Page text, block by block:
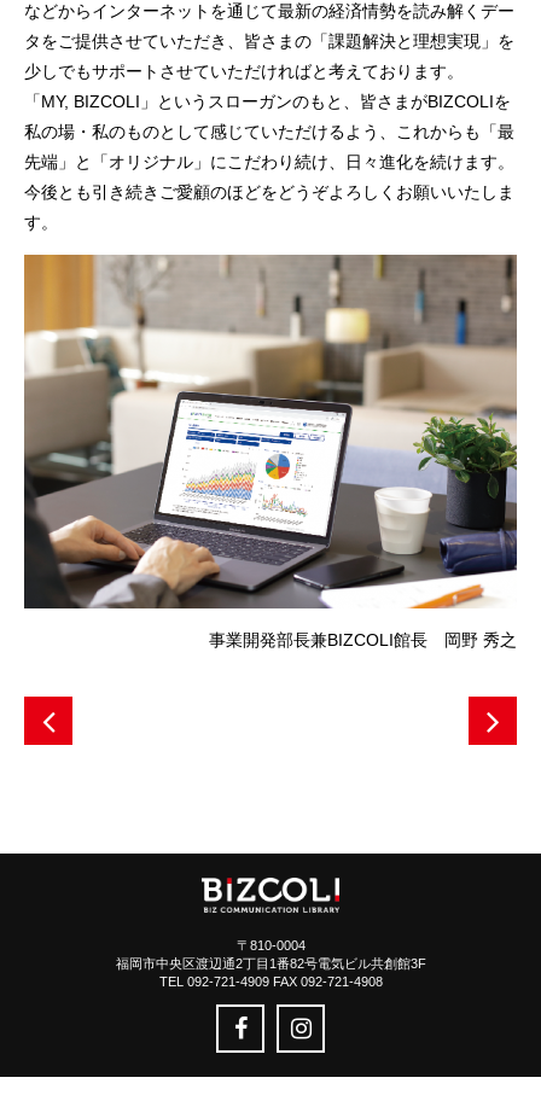
などからインターネットを通じて最新の経済情勢を読み解くデー
タをご提供させていただき、皆さまの「課題解決と理想実現」を
少しでもサポートさせていただければと考えております。
「MY, BIZCOLI」というスローガンのもと、皆さまがBIZCOLIを
私の場・私のものとして感じていただけるよう、これからも「最
先端」と「オリジナル」にこだわり続け、日々進化を続けます。
今後とも引き続きご愛顧のほどをどうぞよろしくお願いいたしま
す。
事業開発部長兼BIZCOLI館長 岡野 秀之
〒810-0004
福岡市中央区渡辺通2丁目1番82号電気ビル共創館3F
TEL 092-721-4909 FAX 092-721-4908